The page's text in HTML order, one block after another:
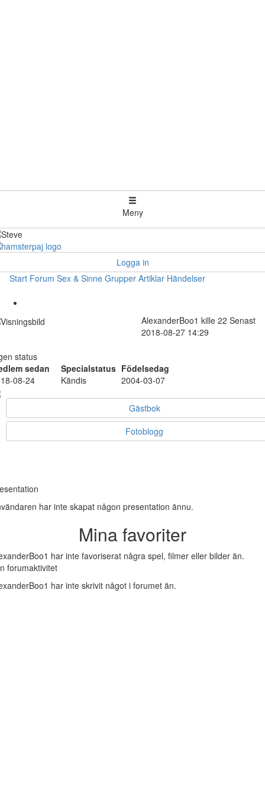
Meny
Logga in
Start Forum Sex & Sinne Grupper Artiklar Händelser
AlexanderBoo1 kille 22 Senast
2018-08-27 14:29
status
sedan
Specialstatus Födelsedag
08-24
Kändis 2004-03-07
Gästbok
Fotoblogg
har inte skapat någon presentation ännu.
Mina favoriter
har inte favoriserat några spel, filmer eller bilder än.
forumaktivitet
har inte skrivit något i forumet än.